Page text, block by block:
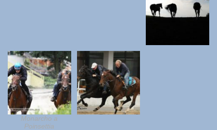
Monarcho a
Poinsettia